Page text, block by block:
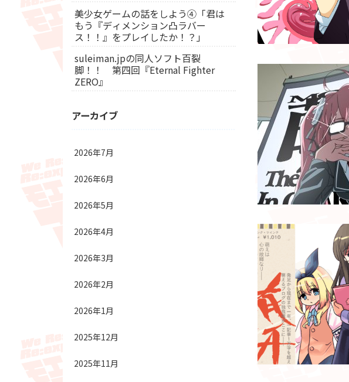
美少女ゲームの話をしよう④「君は
もう『ディメンション凸ラバー
ス！！』をプレイしたか！？」
suleiman.jpの同人ソフト百裂
脚！！ 第四回『Eternal Fighter
ZERO』
アーカイブ
2026年7月
2026年6月
2026年5月
2026年4月
2026年3月
2026年2月
2026年1月
2025年12月
2025年11月